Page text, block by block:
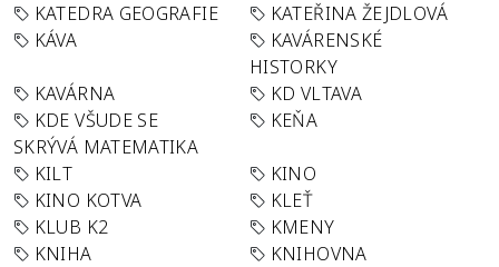
KATEDRA GEOGRAFIE
KATEŘINA ŽEJDLOVÁ
KÁVA
KAVÁRENSKÉ
HISTORKY
KAVÁRNA
KD VLTAVA
KDE VŠUDE SE
SKRÝVÁ MATEMATIKA
KEŇA
KILT
KINO
KINO KOTVA
KLEŤ
KLUB K2
KMENY
KNIHA
KNIHOVNA